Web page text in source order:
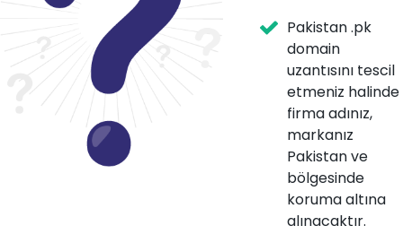
Pakistan .pk
domain
uzantısını tescil
etmeniz halinde
firma adınız,
markanız
Pakistan ve
bölgesinde
koruma altına
alınacaktır.